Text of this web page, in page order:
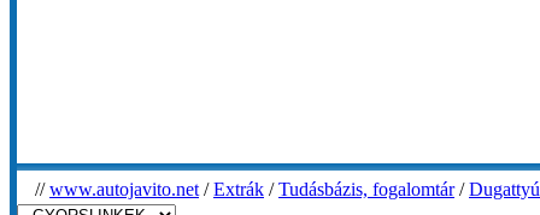
//www.autojavito.net /Extrák /Tudásbázis, fogalomtár/